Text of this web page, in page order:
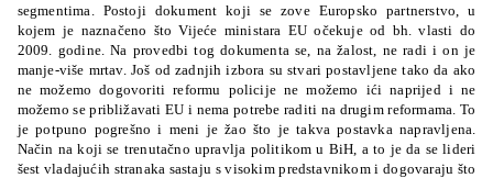
segmentima. Postoji dokument koji se zove Europsko partnerstvo, u
kojem je naznačeno što Vijeće ministara EU očekuje od bh. vlasti do
2009. godine. Na provedbi tog dokumenta se, na žalost, ne radi i on je
manje-više mrtav. Još od zadnjih izbora su stvari postavljene tako da ako
ne možemo dogovoriti reformu policije ne možemo ići naprijed i ne
možemo se približavati EU i nema potrebe raditi na drugim reformama. To
je potpuno pogrešno i meni je žao što je takva postavka napravljena.
Način na koji se trenutačno upravlja politikom u BiH, a to je da se lideri
šest vladajućih stranaka sastaju s visokim predstavnikom i dogovaraju što